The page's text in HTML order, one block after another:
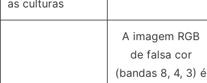
as culturas
A imagem RGB
de falsa cor
(bandas 8, 4, 3) é